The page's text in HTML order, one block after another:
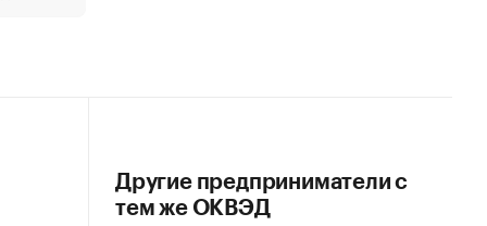
Другие предприниматели с
тем же ОКВЭД